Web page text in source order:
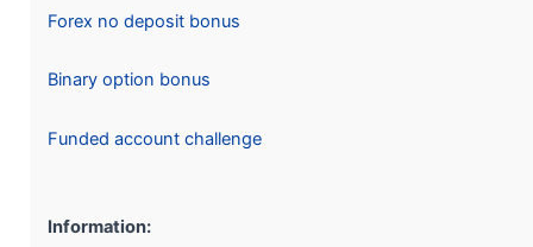
Forex no deposit bonus
Binary option bonus
Funded account challenge
Information: